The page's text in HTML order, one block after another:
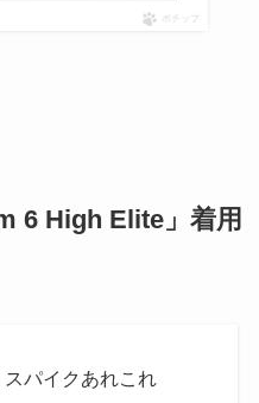
ポチップ
6 High Elite」着用
パイクあれこれ